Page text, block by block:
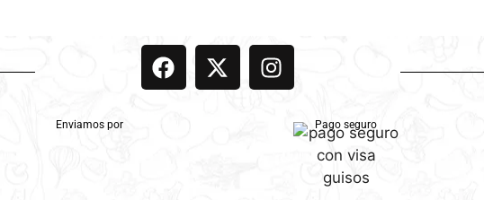
Enviamos por Pago seguro